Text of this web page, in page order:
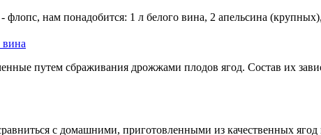
нам понадобится: 1 л белого вина, 2 апельсина
вина
путем сбраживания дрожжами плодов ягод. Состав их
с домашними, приготовленными из качественных